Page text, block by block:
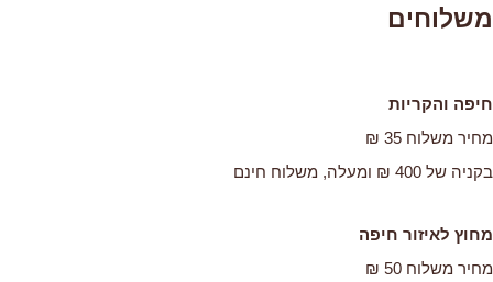
משלוחים
חיפה והקריות
מחיר משלוח 35 ₪
בקניה של 400 ₪ ומעלה, משלוח חינם
מחוץ לאיזור חיפה
מחיר משלוח 50 ₪